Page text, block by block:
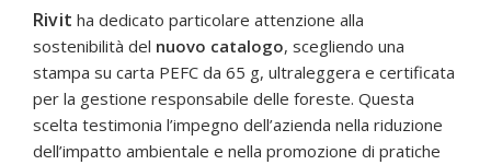
Rivit ha dedicato particolare attenzione alla
sostenibilità del nuovo catalogo, scegliendo una
stampa su carta PEFC da 65 g, ultraleggera e certificata
per la gestione responsabile delle foreste. Questa
scelta testimonia l’impegno dell’azienda nella riduzione
dell’impatto ambientale e nella promozione di pratiche